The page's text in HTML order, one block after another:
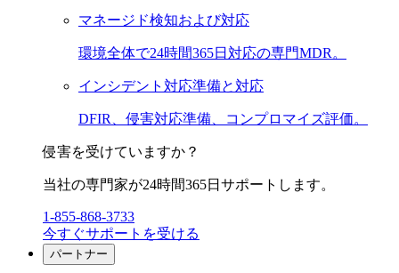
マネージド検知および対応
環境全体で24時間365日対応の専門MDR。
インシデント対応準備と対応
DFIR、侵害対応準備、コンプロマイズ評価。
侵害を受けていますか？
当社の専門家が24時間365日サポートします。
1-855-868-3733
今すぐサポートを受ける
パートナー